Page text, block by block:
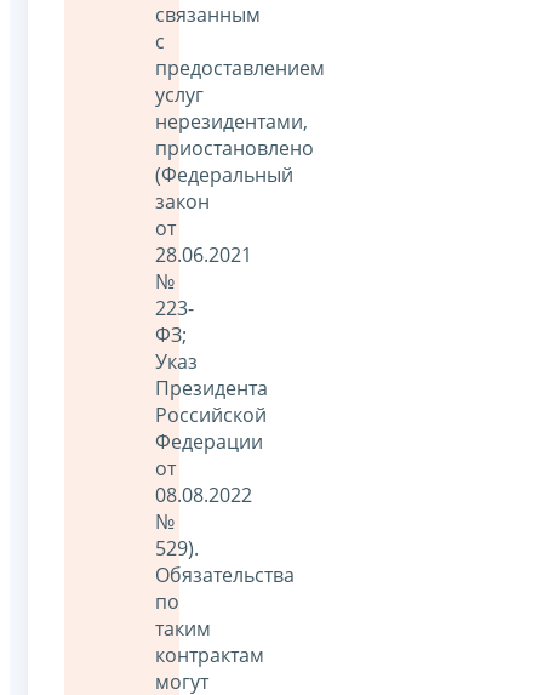
связанным
с
предоставлением
услуг
нерезидентами,
приостановлено
(Федеральный
закон
от
28.06.2021
№
223-
ФЗ;
Указ
Президента
Российской
Федерации
от
08.08.2022
№
529).
Обязательства
по
таким
контрактам
могут